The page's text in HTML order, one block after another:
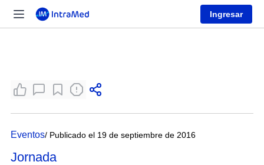
Ingresar
Eventos/ Publicado el 19 de septiembre de 2016
Jornada